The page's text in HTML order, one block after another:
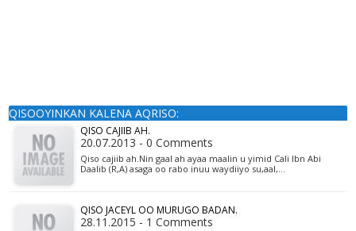
QISOOYINKAN KALENA AQRISO:
QISO CAJIIB AH.
20.07.2013 - 0 Comments
Qiso cajiib ah.Nin gaal ah ayaa maalin u yimid Cali Ibn Abi
Daalib (R,A) asaga oo rabo inuu waydiiyo su,aal,…
QISO JACEYL OO MURUGO BADAN.
28.11.2015 - 1 Comments